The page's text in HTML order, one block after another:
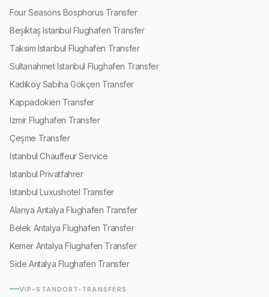
Four Seasons Bosphorus Transfer
Beşiktaş Istanbul Flughafen Transfer
Taksim Istanbul Flughafen Transfer
Sultanahmet Istanbul Flughafen Transfer
Kadıköy Sabiha Gökçen Transfer
Kappadokien Transfer
Izmir Flughafen Transfer
Çeşme Transfer
Istanbul Chauffeur Service
Istanbul Privatfahrer
Istanbul Luxushotel Transfer
Alanya Antalya Flughafen Transfer
Belek Antalya Flughafen Transfer
Kemer Antalya Flughafen Transfer
Side Antalya Flughafen Transfer
VIP-STANDORT-TRANSFERS